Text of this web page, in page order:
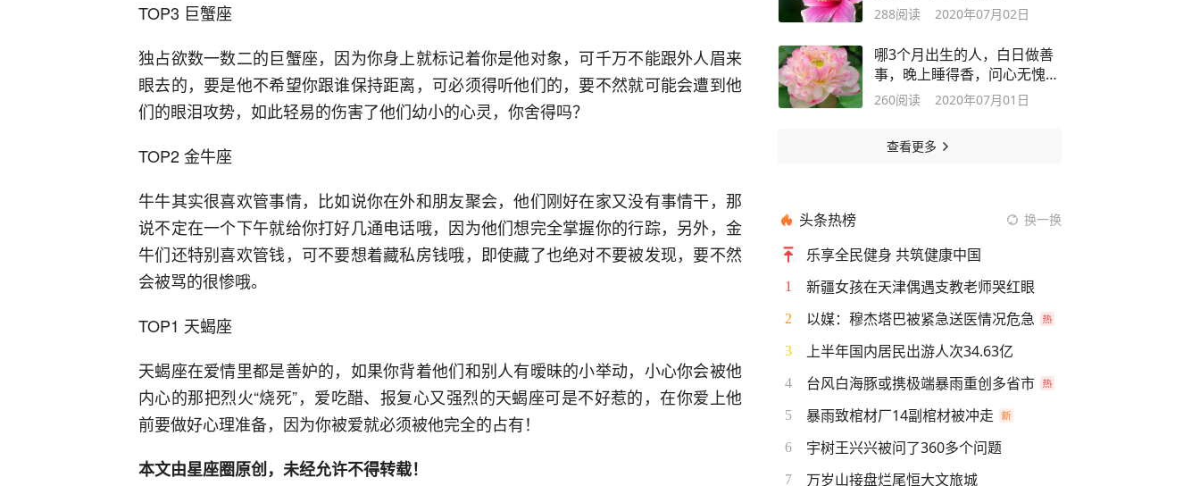
TOP3 巨蟹座
独占欲数一数二的巨蟹座，因为你身上就标记着你是他对象，可千万不能跟外人眉来
眼去的，要是他不希望你跟谁保持距离，可必须得听他们的，要不然就可能会遭到他
们的眼泪攻势，如此轻易的伤害了他们幼小的心灵，你舍得吗？
TOP2 金牛座
牛牛其实很喜欢管事情，比如说你在外和朋友聚会，他们刚好在家又没有事情干，那
说不定在一个下午就给你打好几通电话哦，因为他们想完全掌握你的行踪，另外，金
牛们还特别喜欢管钱，可不要想着藏私房钱哦，即使藏了也绝对不要被发现，要不然
会被骂的很惨哦。
TOP1 天蝎座
天蝎座在爱情里都是善妒的，如果你背着他们和别人有暧昧的小举动，小心你会被他
内心的那把烈火“烧死”，爱吃醋、报复心又强烈的天蝎座可是不好惹的，在你爱上他
前要做好心理准备，因为你被爱就必须被他完全的占有！
本文由星座圈原创，未经允许不得转载！
意有后劲
288阅读 2020年07月02日
哪3个月出生的人，白日做善
事，晚上睡得香，问心无愧，
赚钱不累
260阅读 2020年07月01日
查看更多
头条热榜 换一换
乐享全民健身 共筑健康中国
1 新疆女孩在天津偶遇支教老师哭红眼
2 以媒：穆杰塔巴被紧急送医情况危急
3 上半年国内居民出游人次34.63亿
4 台风白海豚或携极端暴雨重创多省市
5 暴雨致棺材厂14副棺材被冲走
6 宇树王兴兴被问了360多个问题
7 万岁山接盘烂尾恒大文旅城